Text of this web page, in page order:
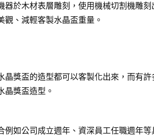
於木材表層雕刻，使用機械切割機雕
、減輕客製水晶盃重量。
獎盃的造型都可以客製化出來，而有
晶獎盃造型。
如公司成立週年、資深員工任職週年等